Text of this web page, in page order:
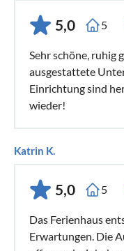
5,0 5
Sehr schöne, ruhig
ausgestattete
Einrichtung sind
wieder!
Katrin K.
5,0 5
Das Ferienhaus
Erwartungen. Die